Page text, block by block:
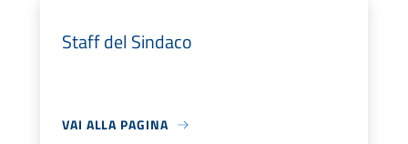
Staff del Sindaco
VAI ALLA PAGINA